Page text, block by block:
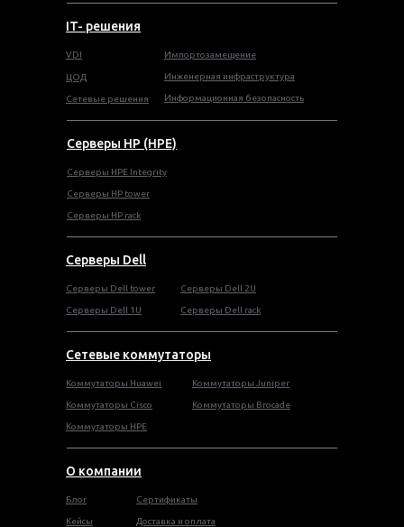
О компании
Серверы HP (HPE)
Серверы Dell
Сетевые коммутаторы
Серверы HPE Integrity
Cерверы HP tower
Cерверы HP rack
Cерверы Dell tower
Серверы Dell 1U
Серверы Dell 2U
Серверы Dell rack
VDI
ЦОД
Сетевые решения
Импортозамещение
Инженерная инфраструктура
Информационная безопасность
IT- решения
Блог
Кейсы
Сертификаты
Доставка и оплата
Коммутаторы Huawei
Коммутаторы Cisco
Коммутаторы HPE
Коммутаторы Juniper
Коммутаторы Brocade